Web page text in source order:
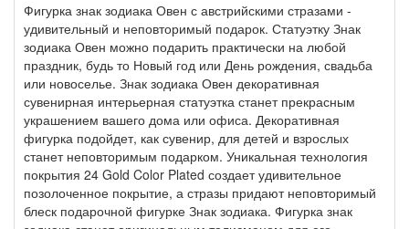
Фигурка знак зодиака Овен с австрийскими стразами -
удивительный и неповторимый подарок. Статуэтку Знак
зодиака Овен можно подарить практически на любой
праздник, будь то Новый год или День рождения, свадьба
или новоселье. Знак зодиака Овен декоративная
сувенирная интерьерная статуэтка станет прекрасным
украшением вашего дома или офиса. Декоративная
фигурка подойдет, как сувенир, для детей и взрослых
станет неповторимым подарком. Уникальная технология
покрытия 24 Gold Color Plated создает удивительное
позолоченное покрытие, а стразы придают неповторимый
блеск подарочной фигурке Знак зодиака. Фигурка знак